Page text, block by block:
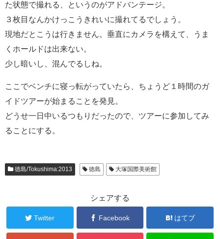
た状態で撮れる、というのがアドバンテージ。
３枚目なんかけっこうきれいに撮れてるでしょう。
現地だとこうは行きません。垂直にカメラを構えて、うま
くホールドは出来ない。
少し暗いし、混んでるしね。
ここでベンチに寝っ転がっていたら、ちょうど１時間のガ
イドツアーが始まることを発見。
どうせ一日中いるつもりだったので、ツアーに参加してみ
ることにする。
徳島/Tokushima:2013 徳島 大塚国際美術館
シェアする
Twitter Facebook はてブ